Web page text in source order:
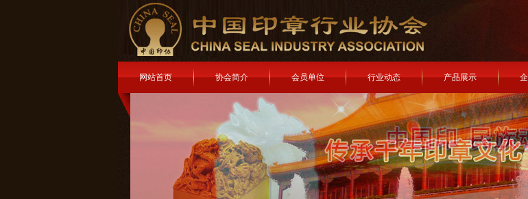
网站首页 协会简介 会员单位 行业动态 产品展示